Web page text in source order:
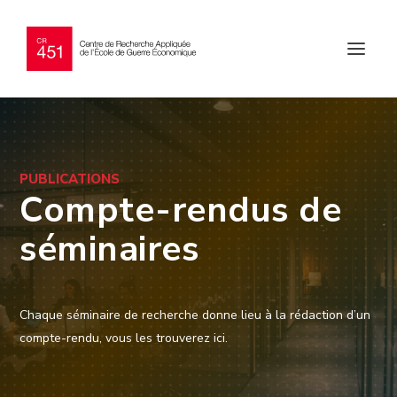
PUBLICATIONS
Compte-rendus de
séminaires
Chaque séminaire de recherche donne lieu à la rédaction d’un
compte-rendu, vous les trouverez ici.